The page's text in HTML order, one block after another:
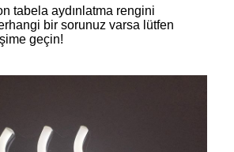
tabela aydınlatma rengini
bir sorunuz varsa lütfen
geçin!